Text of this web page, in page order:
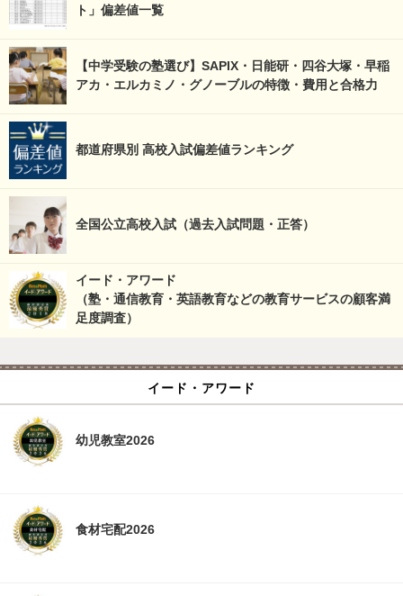
ト」偏差値一覧
【中学受験の塾選び】SAPIX・日能研・四谷大塚・早稲
アカ・エルカミノ・グノーブルの特徴・費用と合格力
都道府県別 高校入試偏差値ランキング
全国公立高校入試（過去入試問題・正答）
イード・アワード
（塾・通信教育・英語教育などの教育サービスの顧客満
足度調査）
イード・アワード
幼児教室2026
食材宅配2026